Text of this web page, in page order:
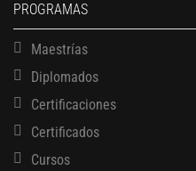
PROGRAMAS
Maestrías
Diplomados
Certificaciones
Certificados
Cursos